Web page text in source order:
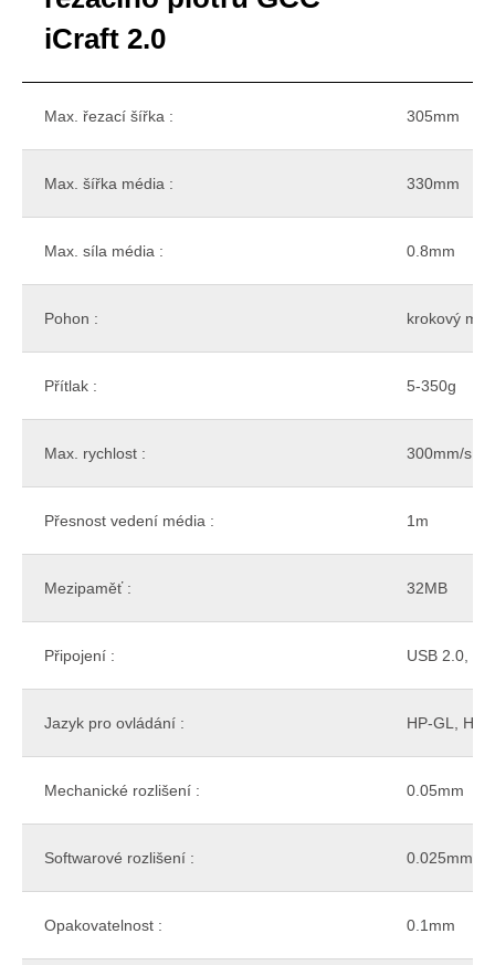
iCraft 2.0
Max. řezací šířka : 305mm
Max. šířka média : 330mm
Max. síla média : 0.8mm
Pohon : krokový
Přítlak : 5-350g
Max. rychlost : 300mm/s
Přesnost vedení média : 1m
Mezipaměť : 32MB
Připojení : USB 2.0,
Jazyk pro ovládání : HP-GL, HP-
Mechanické rozlišení : 0.05mm
Softwarové rozlišení : 0.025mm
Opakovatelnost : 0.1mm